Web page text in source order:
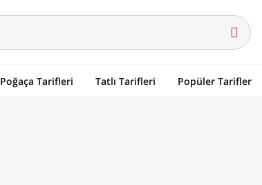
Poğaça Tarifleri Tatlı Tarifleri Popüler Tarifler